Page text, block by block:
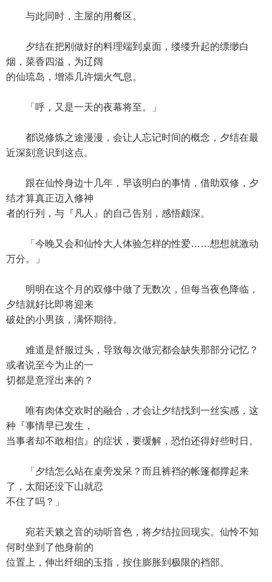
与此同时，主屋的用餐区。
夕结在把刚做好的料理端到桌面，缕缕升起的缥缈白
烟，菜香四溢，为辽阔
的仙琉岛，增添几许烟火气息。
「呼，又是一天的夜幕将至。」
都说修炼之途漫漫，会让人忘记时间的概念，夕结在最
近深刻意识到这点。
跟在仙怜身边十几年，早该明白的事情，借助双修，夕
结才算真正迈入修神
者的行列，与『凡人』的自己告别，感悟颇深。
「今晚又会和仙怜大人体验怎样的性爱……想想就激动
万分。」
明明在这个月的双修中做了无数次，但每当夜色降临，
夕结就好比即将迎来
破处的小男孩，满怀期待。
难道是舒服过头，导致每次做完都会缺失那部分记忆？
或者说至今为止的一
切都是意淫出来的？
唯有肉体交欢时的融合，才会让夕结找到一丝实感，这
种『事情早已发生，
当事者却不敢相信』的症状，要缓解，恐怕还得好些时日。
「夕结怎么站在桌旁发呆？而且裤裆的帐篷都撑起来
了，太阳还没下山就忍
不住了吗？」
宛若天籁之音的动听音色，将夕结拉回现实。仙怜不知
何时坐到了他身前的
位置上，伸出纤细的玉指，按住膨胀到极限的裆部。